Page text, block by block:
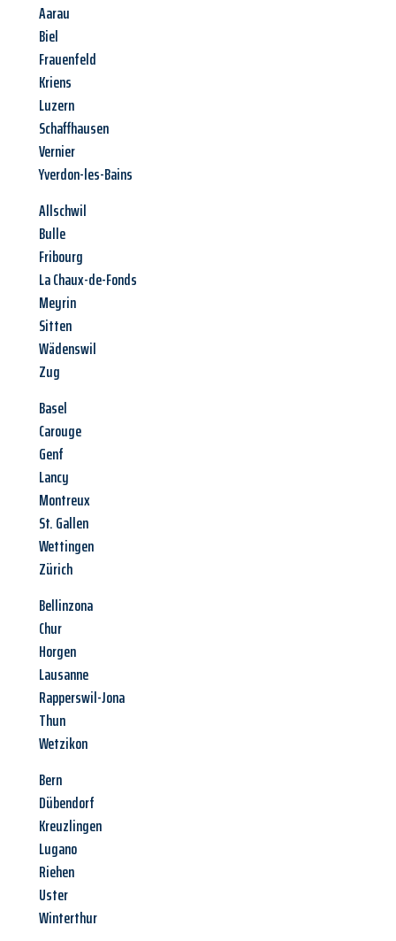
Aarau
Biel
Frauenfeld
Kriens
Luzern
Schaffhausen
Vernier
Yverdon-les-Bains
Allschwil
Bulle
Fribourg
La Chaux-de-Fonds
Meyrin
Sitten
Wädenswil
Zug
Basel
Carouge
Genf
Lancy
Montreux
St. Gallen
Wettingen
Zürich
Bellinzona
Chur
Horgen
Lausanne
Rapperswil-Jona
Thun
Wetzikon
Bern
Dübendorf
Kreuzlingen
Lugano
Riehen
Uster
Winterthur